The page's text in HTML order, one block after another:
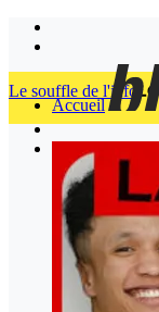
Accueil
Le souffle de l'info